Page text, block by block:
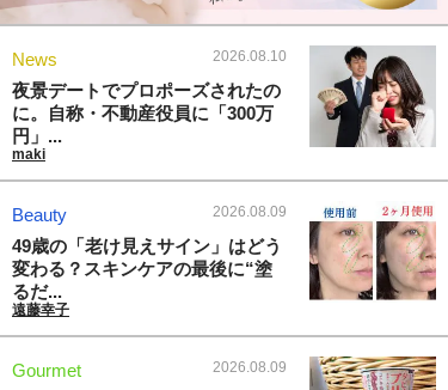
News 2026.08.10
夜景デートでプロポーズされたの
に。自称・不動産役員に「300万
円」...
maki
Beauty 2026.08.09
49歳の「老け見えサイン」はどう
変わる？スキンケアの最後に“塗
るだ...
遠藤幸子
Gourmet 2026.08.09